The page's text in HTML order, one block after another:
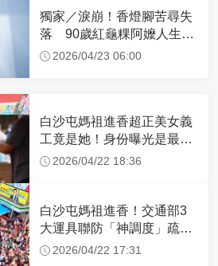
獨家／淚崩！香燈腳苦尋失
落 90歲紅龜粿阿嬤人生謝
幕2026/04/23 06:00
白沙屯媽祖進香超正美女義
工竟是她！身份曝光是最美
禮生 一輩子不結婚
2026/04/22 18:36
白沙屯媽祖進香！交通部3
大運具聯防「神調度」疏運
32.1萬創新高
2026/04/22 17:31